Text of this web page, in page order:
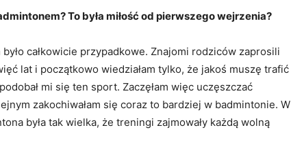
To była miłość od pierwszego wejrzenia?
całkowicie przypadkowe. Znajomi rodziców zaprosili
lat i początkowo wiedziałam tylko, że jakoś muszę trafić
mi się ten sport. Zaczęłam więc uczęszczać
zakochiwałam się coraz to bardziej w badmintonie. W
była tak wielka, że treningi zajmowały każdą wolną